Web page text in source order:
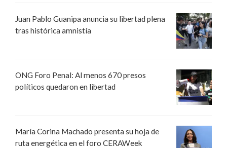
Juan Pablo Guanipa anuncia su libertad plena
tras histórica amnistía
ONG Foro Penal: Al menos 670 presos
políticos quedaron en libertad
María Corina Machado presenta su hoja de
ruta energética en el foro CERAWeek